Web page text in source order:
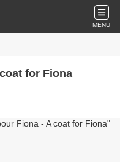
MENU
for Fiona